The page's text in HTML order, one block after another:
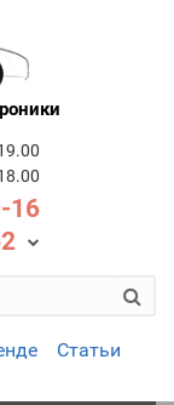
16
Статьи